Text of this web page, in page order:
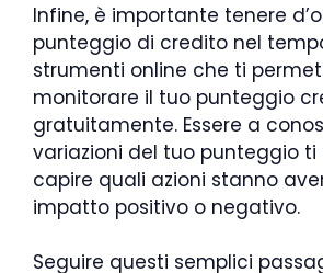
Infine, è importante tenere
punteggio di credito nel
strumenti online che ti
monitorare il tuo punteggio
gratuitamente. Essere a
variazioni del tuo punteggio
capire quali azioni stanno
impatto positivo o negativo.
Seguire questi semplici